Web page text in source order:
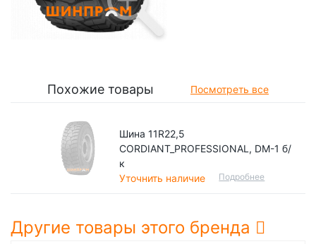
Похожие товары Посмотреть все
Шина 11R22,5
CORDIANT_PROFESSIONAL, DM-1 б/
к
Уточнить наличие
Подробнее
Другие товары этого бренда